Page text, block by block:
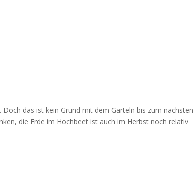
das ist kein Grund mit dem Garteln bis zum nächsten
die Erde im Hochbeet ist auch im Herbst noch relativ